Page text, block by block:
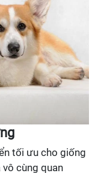
tối ưu cho giống
cùng quan